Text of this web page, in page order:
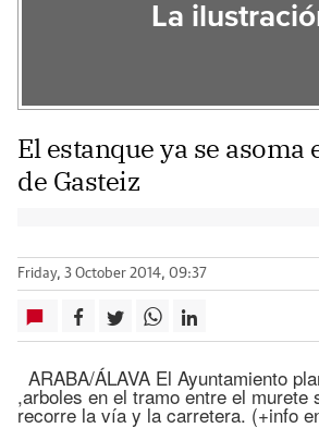
La
El estanque ya se asoma
de Gasteiz
Friday, 3 October 2014, 09:37
ARABA/ÁLAVA El Ayuntamiento
,arboles en el tramo entre el murete
recorre la vía y la carretera. (+info